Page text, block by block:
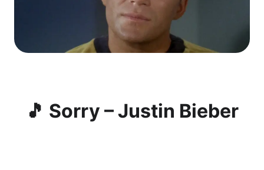
🎵 Sorry – Justin Bieber